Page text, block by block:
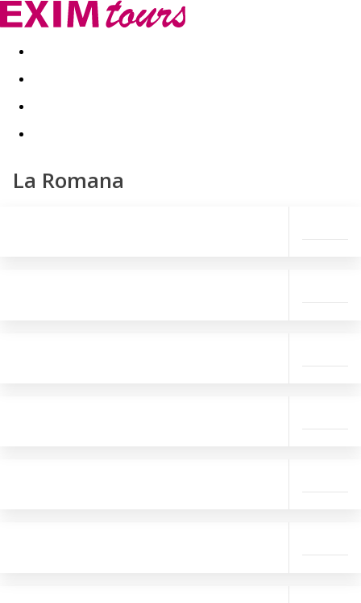
Akční nabídky Last minute
La Romana